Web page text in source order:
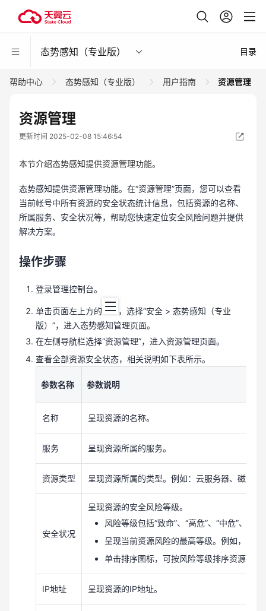
态势感知（专业版） 目录
帮助中心 态势感知（专业版） 用户指南 资源管理
资源管理
更新时间 2025-02-08 15:46:54
本节介绍态势感知提供资源管理功能。
态势感知提供资源管理功能。在“资源管理”页面，您可以查看
当前帐号中所有资源的安全状态统计信息，包括资源的名称、
所属服务、安全状况等，帮助您快速定位安全风险问题并提供
解决方案。
操作步骤
登录管理控制台。
单击页面左上方的
，选择“安全 > 态势感知（专业
版）”，进入态势感知管理页面。
在左侧导航栏选择“资源管理”，进入资源管理页面。
查看全部资源安全状态，相关说明如下表所示。
参数名称 参数说明
名称 呈现资源的名称。
服务 呈现资源所属的服务。
资源类型 呈现资源所属的类型。例如：云服务器、磁盘、
安全状况
呈现资源的安全风险等级。
风险等级包括“致命”、“高危”、“中危”、“低
呈现当前资源风险的最高等级。例如，
单击排序图标，可按风险等级排序资源列表
IP地址 呈现资源的IP地址。